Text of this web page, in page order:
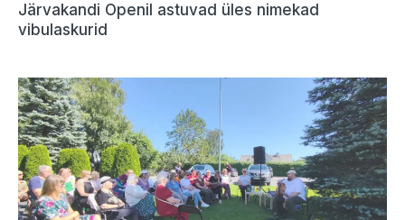
Järvakandi Openil astuvad üles nimekad
vibulaskurid